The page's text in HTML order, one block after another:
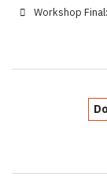
Workshop